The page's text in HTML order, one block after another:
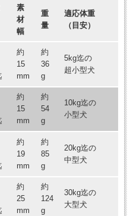
素
材
幅
重
量
適応体重
（目安）
約
15
mm
約
36
g
5kg迄の
超小型犬
約
15
mm
約
54
g
10kg迄の
小型犬
約
19
mm
約
85
g
20kg迄の
中型犬
約
25
mm
約
124
g
30kg迄の
大型犬